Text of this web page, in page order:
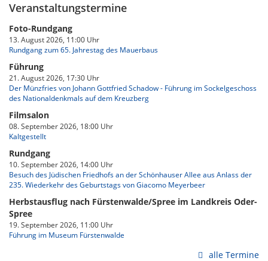
Veranstaltungstermine
Foto-Rundgang
13. August 2026, 11:00 Uhr
Rundgang zum 65. Jahrestag des Mauerbaus
Führung
21. August 2026, 17:30 Uhr
Der Münzfries von Johann Gottfried Schadow - Führung im Sockelgeschoss
des Nationaldenkmals auf dem Kreuzberg
Filmsalon
08. September 2026, 18:00 Uhr
Kaltgestellt
Rundgang
10. September 2026, 14:00 Uhr
Besuch des Jüdischen Friedhofs an der Schönhauser Allee aus Anlass der
235. Wiederkehr des Geburtstags von Giacomo Meyerbeer
Herbstausflug nach Fürstenwalde/Spree im Landkreis Oder-
Spree
19. September 2026, 11:00 Uhr
Führung im Museum Fürstenwalde
alle Termine